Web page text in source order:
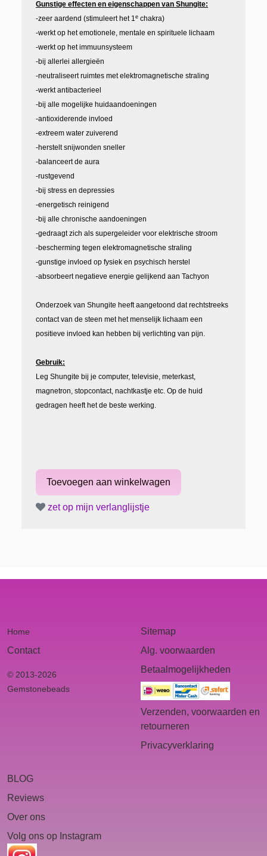
Gunstige effecten en eigenschappen van Shungite:
-zeer aardend (stimuleert het 1e chakra)
-werkt op het emotionele, mentale en spirituele lichaam
-werkt op het immuunsysteem
-bij allerlei allergieën
-neutraliseert ruimtes met elektromagnetische straling
-werkt antibacterieel
-bij alle mogelijke huidaandoeningen
-antioxiderende invloed
-extreem water zuiverend
-herstelt snijwonden sneller
-balanceert de aura
-rustgevend
-bij stress en depressies
-energetisch reinigend
-bij alle chronische aandoeningen
-gedraagt zich als supergeleider voor elektrische stroom
-bescherming tegen elektromagnetische straling
-gunstige invloed op fysiek en psychisch herstel
-absorbeert negatieve energie gelijkend aan Tachyon
Onderzoek van Shungite heeft aangetoond dat rechtstreeks
contact van de steen met het menselijk lichaam een
positieve invloed kan hebben bij verlichting van pijn.
Gebruik:
Leg Shungite bij je computer, televisie, meterkast,
magnetron, stopcontact, nachtkastje etc. Op de huid
gedragen heeft het de beste werking.
zet op mijn verlanglijstje
Home
Contact
© 2013-2026
Gemstonebeads
Sitemap
Alg. voorwaarden
Betaalmogelijkheden
Verzenden, voorwaarden en
retourneren
Privacyverklaring
BLOG
Reviews
Over ons
Volg ons op Instagram